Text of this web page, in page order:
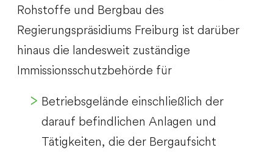
Rohstoffe und Bergbau des
Regierungspräsidiums Freiburg ist darüber
hinaus die landesweit zuständige
Immissionsschutzbehörde für
Betriebsgelände einschließlich der
darauf befindlichen Anlagen und
Tätigkeiten, die der Bergaufsicht